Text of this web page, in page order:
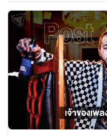
มากมาย จะเป็นอย่างไรนั้น
เลยครับ ประวัติส่วนตัว
ฟุตบอล Cristiano
Cristiano Ronaldo dos
กุมภาพันธ์ 1985 ส่วนสูง
ลูกชายของนายชูเซ ดีนิช อ
โดย Ronaldo เป็นลูกชา